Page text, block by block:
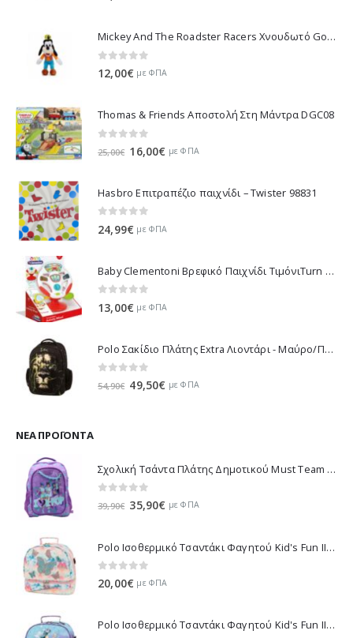
Mickey And The Roadster Racers Χνουδωτό Goofy 25 εκ 1607-01691
0 out of 5
12,00€ με ΦΠΑ
Thomas & Friends Αποστολή Στη Μάντρα DGC08
25,00€ Original
25,00€.
16,00€ Η
είναι:
με ΦΠΑ
Hasbro Επιτραπέζιο παιχνίδι – Twister 98831
24,99€ με ΦΠΑ
Baby Clementoni Βρεφικό Παιχνίδι ΤιμόνιΤurn Αnd Drive Activity Wheel - 1000-17241
13,00€ με ΦΠΑ
Polo Σακίδιο Πλάτης Extra Λιοντάρι - Μαύρο/Πράσινο 901032-8188 2023
out of 5
54,90€ Original
49,50€ Ημε ΦΠΑ
ΝΈΑ ΠΡΟΪΌΝΤΑ
Σχολική Τσάντα Πλάτης Δημοτικού Must Team K-Pop - Μωβ 000587781 2026
out of 5
39,90€ Original
39,90€.
35,90€ Η
είναι:
με ΦΠΑ
Polo Ισοθερμικό Τσαντάκι Φαγητού Kid's Fun II - Πολύχρωμο 971003-8419 2026
0 out of 5
20,00€ με ΦΠΑ
Polo Ισοθερμικό Τσαντάκι Φαγητού Kid's Fun II - Πολύχρωμο 971003-8426 2026